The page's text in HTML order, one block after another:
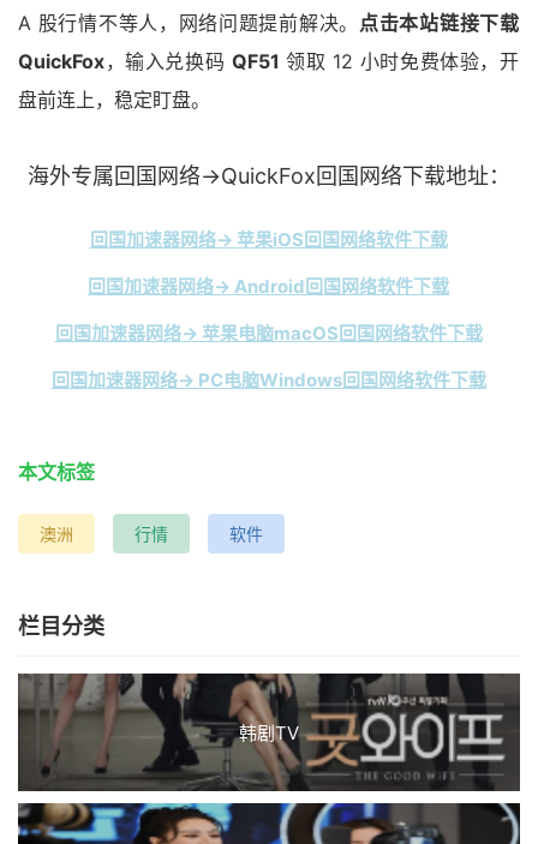
A 股行情不等人，网络问题提前解决。 点击本站链接下载
QuickFox，输入兑换码 QF51 领取 12 小时免费体验，开
盘前连上，稳定盯盘。
海外专属回国网络→QuickFox回国网络下载地址：
回国加速器网络→ 苹果iOS回国网络软件下载
回国加速器网络→ Android回国网络软件下载
回国加速器网络→ 苹果电脑macOS回国网络软件下载
回国加速器网络→ PC电脑Windows回国网络软件下载
本文标签
澳洲 行情 软件
栏目分类
韩剧TV